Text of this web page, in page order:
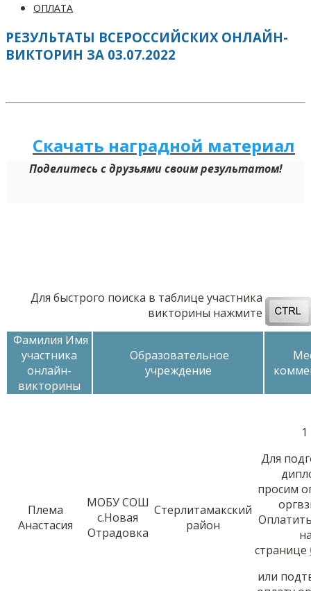
ОПЛАТА
РЕЗУЛЬТАТЫ ВСЕРОССИЙСКИХ ОНЛАЙН-
ВИКТОРИН ЗА 03.07.2022
Скачать наградной материал
Поделитесь с друзьями своим результатом!
Для быстрого поиска в таблице участника
викторины нажмите
Фамилия Имя
участника
онлайн-
викторины
Образовательное
учреждение
Плема
Анастасия
МОБУ СОШ
с.Новая
Отрадовка
Стерлитамакский
район
1
Для
просим
странице
или